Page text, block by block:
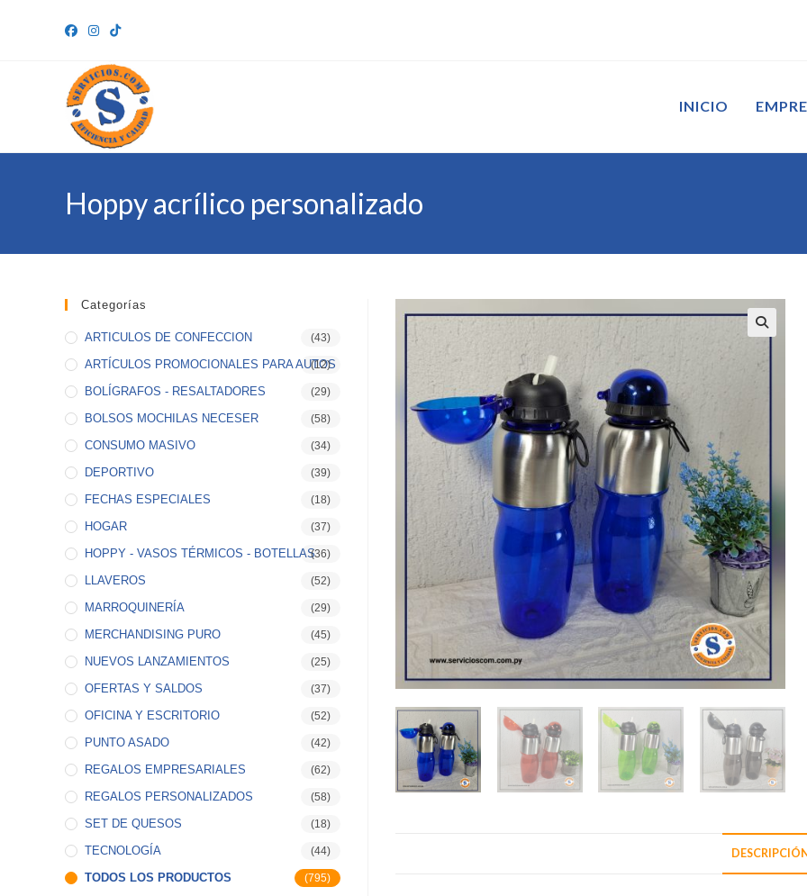
INICIO
Hoppy acrílico personalizado
Categorías
ARTICULOS DE CONFECCION (43)
ARTÍCULOS PROMOCIONALES PARA AUTOS
(12)
BOLÍGRAFOS - RESALTADORES (29)
BOLSOS MOCHILAS NECESER (58)
CONSUMO MASIVO (34)
DEPORTIVO (39)
FECHAS ESPECIALES (18)
HOGAR (37)
HOPPY - VASOS TÉRMICOS - BOTELLAS(36)
LLAVEROS (52)
MARROQUINERÍA (29)
MERCHANDISING PURO (45)
NUEVOS LANZAMIENTOS (25)
OFERTAS Y SALDOS (37)
OFICINA Y ESCRITORIO (52)
PUNTO ASADO (42)
REGALOS EMPRESARIALES (62)
REGALOS PERSONALIZADOS (58)
SET DE QUESOS (18)
TECNOLOGÍA (44)
TODOS LOS PRODUCTOS (795)